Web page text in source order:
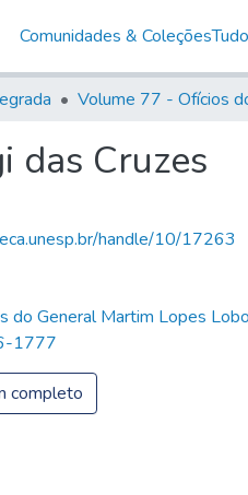
Comunidades & Coleções
das Cruzes
handle/10/17263
do General Martim Lopes
1777
completo